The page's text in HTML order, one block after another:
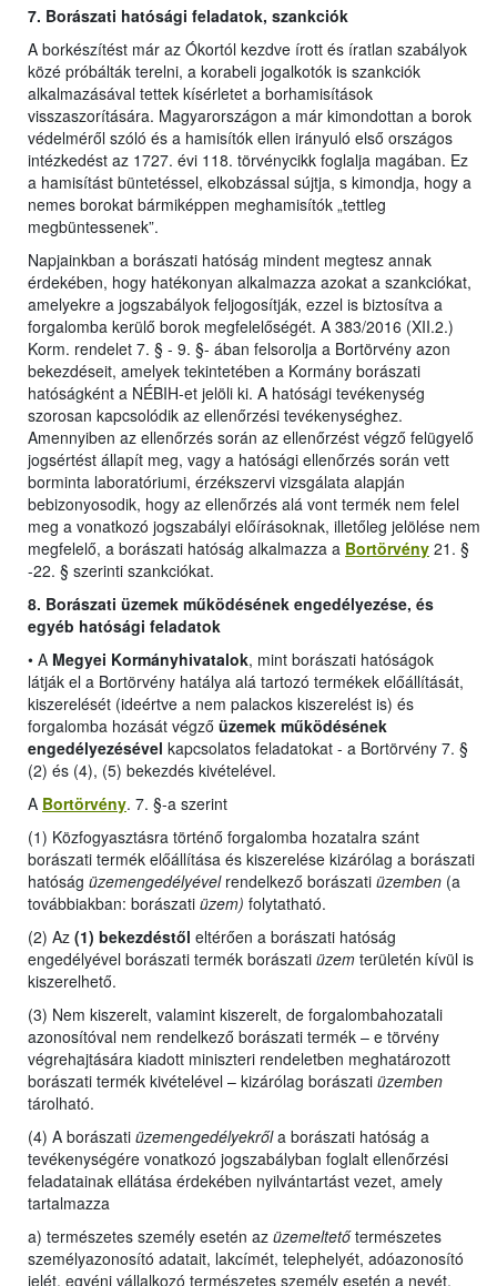
7. Borászati hatósági feladatok, szankciók
A borkészítést már az Ókortól kezdve írott és íratlan szabályok
közé próbálták terelni, a korabeli jogalkotók is szankciók
alkalmazásával tettek kísérletet a borhamisítások
visszaszorítására. Magyarországon a már kimondottan a borok
védelméről szóló és a hamisítók ellen irányuló első országos
intézkedést az 1727. évi 118. törvénycikk foglalja magában. Ez
a hamisítást büntetéssel, elkobzással sújtja, s kimondja, hogy a
nemes borokat bármiképpen meghamisítók „tettleg
megbüntessenek”.
Napjainkban a borászati hatóság mindent megtesz annak
érdekében, hogy hatékonyan alkalmazza azokat a szankciókat,
amelyekre a jogszabályok feljogosítják, ezzel is biztosítva a
forgalomba kerülő borok megfelelőségét. A 383/2016 (XII.2.)
Korm. rendelet 7. § - 9. §- ában felsorolja a Bortörvény azon
bekezdéseit, amelyek tekintetében a Kormány borászati
hatóságként a NÉBIH-et jelöli ki. A hatósági tevékenység
szorosan kapcsolódik az ellenőrzési tevékenységhez.
Amennyiben az ellenőrzés során az ellenőrzést végző felügyelő
jogsértést állapít meg, vagy a hatósági ellenőrzés során vett
borminta laboratóriumi, érzékszervi vizsgálata alapján
bebizonyosodik, hogy az ellenőrzés alá vont termék nem felel
meg a vonatkozó jogszabályi előírásoknak, illetőleg jelölése nem
megfelelő, a borászati hatóság alkalmazza a Bortörvény 21. §
-22. § szerinti szankciókat.
8. Borászati üzemek működésének engedélyezése, és
egyéb hatósági feladatok
• A Megyei Kormányhivatalok, mint borászati hatóságok
látják el a Bortörvény hatálya alá tartozó termékek előállítását,
kiszerelését (ideértve a nem palackos kiszerelést is) és
forgalomba hozását végző üzemek működésének
engedélyezésével kapcsolatos feladatokat - a Bortörvény 7. §
(2) és (4), (5) bekezdés kivételével.
A Bortörvény. 7. §-a szerint
(1) Közfogyasztásra történő forgalomba hozatalra szánt
borászati termék előállítása és kiszerelése kizárólag a borászati
hatóság üzemengedélyévelrendelkező borászati üzemben (a
továbbiakban: borászati üzem) folytatható.
(2) Az (1) bekezdéstől eltérően a borászati hatóság
engedélyével borászati termék borászati üzem területén kívül is
kiszerelhető.
(3) Nem kiszerelt, valamint kiszerelt, de forgalombahozatali
azonosítóval nem rendelkező borászati termék – e törvény
végrehajtására kiadott miniszteri rendeletben meghatározott
borászati termék kivételével – kizárólag borászati üzemben
tárolható.
(4) A borászati üzemengedélyekrőla borászati hatóság a
tevékenységére vonatkozó jogszabályban foglalt ellenőrzési
feladatainak ellátása érdekében nyilvántartást vezet, amely
tartalmazza
a) természetes személy esetén az üzemeltetőtermészetes
személyazonosító adatait, lakcímét, telephelyét, adóazonosító
jelét, egyéni vállalkozó természetes személy esetén a nevét,